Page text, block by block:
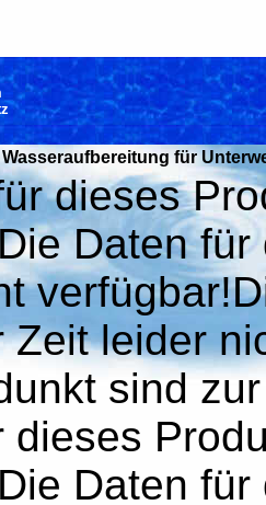
Wasseraufbereitung für
dieses
Daten
Zeit leider
sind
dieses
Daten